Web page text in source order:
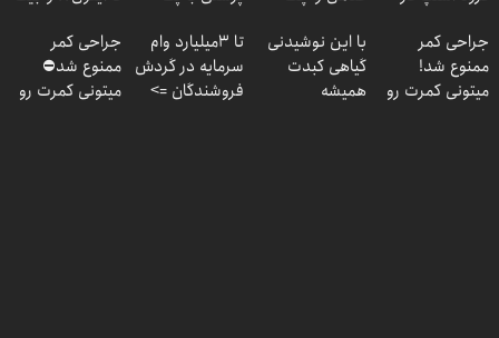
خانگی
جراحی کمر
ممنوع شد!
میتونی کمرت رو
با این نوشیدنی
گیاهی کبدت
همیشه
تا 3میلیارد وام
سرمایه در گردش
فروشندگان =>
جراحی کمر
ممنوع شد⛔
میتونی کمرت رو